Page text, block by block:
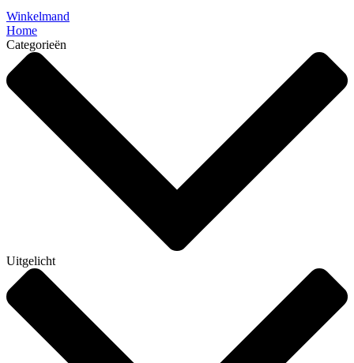
Winkelmand
Home
Categorieën
Uitgelicht